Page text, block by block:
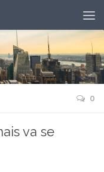
0
va se